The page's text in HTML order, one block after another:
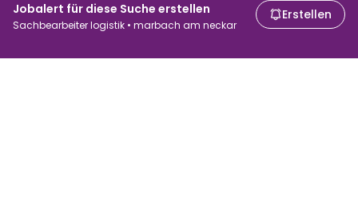
Jobalert für diese Suche erstellen
Sachbearbeiter logistik • marbach am neckar
Erstellen